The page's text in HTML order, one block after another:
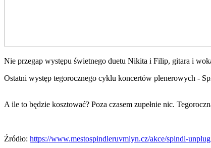
Nie przegap występu świetnego duetu Nikita i Filip, gitara i
Ostatni występ tegorocznego cyklu koncertów plenerowych -
A ile to będzie kosztować? Poza czasem zupełnie nic.
Źródło: https://www.mestospindleruvmlyn.cz/akce/spindl-